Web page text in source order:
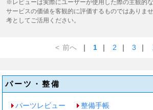
※レビューは実際にユーザーが使用した際の主観的
サービスの価値を客観的に評価するものではありま
考としてご活用ください。
< 前へ ｜ 1 ｜ 2 ｜ 3 ｜
パーツ・整備
パーツレビュー 整備手帳